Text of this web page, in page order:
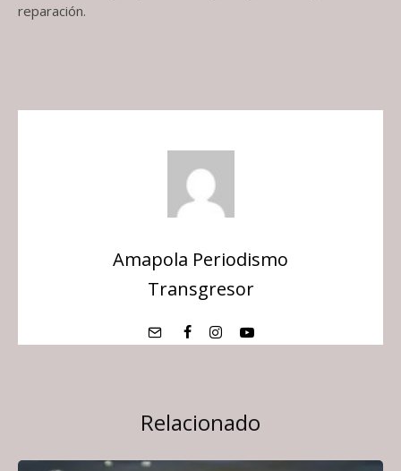
reparación.
Amapola Periodismo
Transgresor
Relacionado